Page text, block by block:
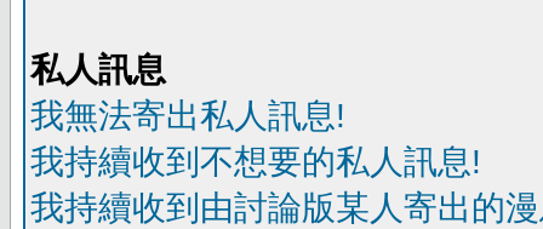
私人訊息
我無法寄出私人訊息!
我持續收到不想要的私人訊息!
我持續收到由討論版某人寄出的